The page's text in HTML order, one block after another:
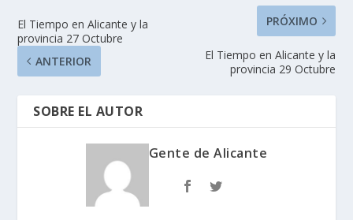
El Tiempo en Alicante y la
provincia 27 Octubre
ANTERIOR
PRÓXIMO
El Tiempo en Alicante y la
provincia 29 Octubre
SOBRE EL AUTOR
Gente de Alicante